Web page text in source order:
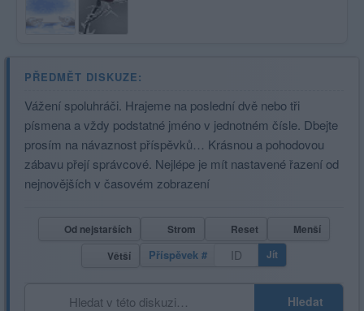
PŘEDMĚT DISKUZE:
Vážení spoluhráči. Hrajeme na poslední dvě nebo tři
písmena a vždy podstatné jméno v jednotném čísle. Dbejte
prosím na návaznost příspěvků… Krásnou a pohodovou
zábavu přejí správcové. Nejlépe je mít nastavené řazení od
nejnovějších v časovém zobrazení
Od nejstarších Strom Reset
Menší
Větší
Příspěvek # Jít
Hledat